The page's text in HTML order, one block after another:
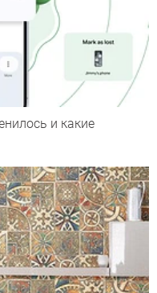
и какие